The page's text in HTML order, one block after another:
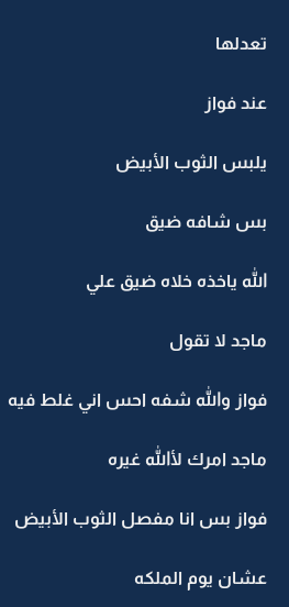
تعدلها
عند فواز
يلبس الثوب الأبيض
بس شافه ضيق
الله ياخذه خلاه ضيق علي
ماجد لا تقول
فواز والله شفه احس اني غلط فيه
ماجد امرك لأالله غيره
فواز بس انا مفصل الثوب الأبيض
عشان يوم الملكه